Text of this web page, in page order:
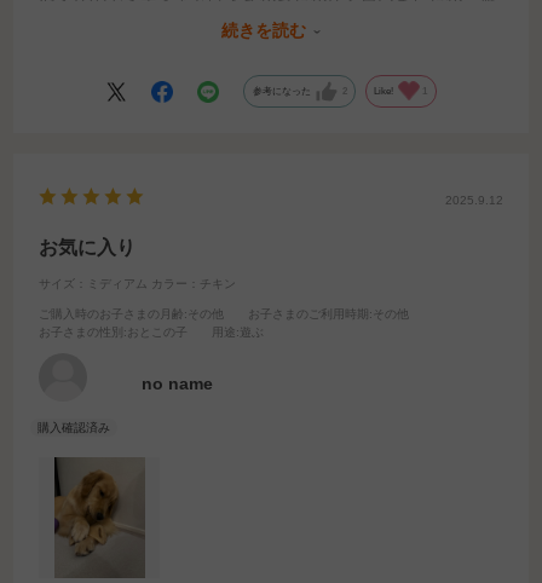
んでくれています。初めてベーコン味を購入しましたが、気
続きを読む
参考になった 2 Like! 1
2025.9.12
お気に入り
サイズ：ミディアム カラー：チキン
ご購入時のお子さまの月齢 :その他 お子さまのご利用時期 :その他
お子さまの性別 :おとこの子 用途 :遊ぶ
no name